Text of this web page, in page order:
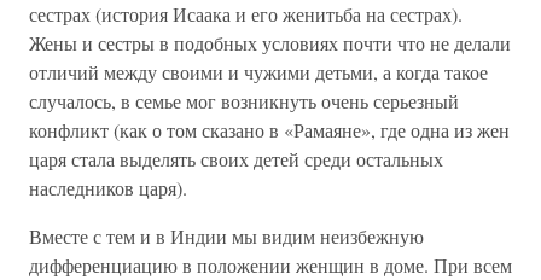
сестрах (история Исаака и его женитьба на сестрах).
Жены и сестры в подобных условиях почти что не делали
отличий между своими и чужими детьми, а когда такое
случалось, в семье мог возникнуть очень серьезный
конфликт (как о том сказано в «Рамаяне», где одна из жен
царя стала выделять своих детей среди остальных
наследников царя).
Вместе с тем и в Индии мы видим неизбежную
дифференциацию в положении женщин в доме. При всем